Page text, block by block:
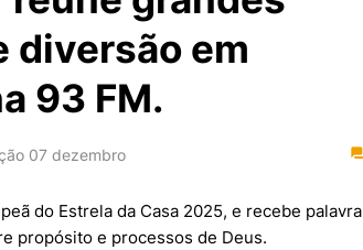
diversão em
93 FM.
07 dezembro
do Estrela da Casa 2025, e recebe palavra
propósito e processos de Deus.